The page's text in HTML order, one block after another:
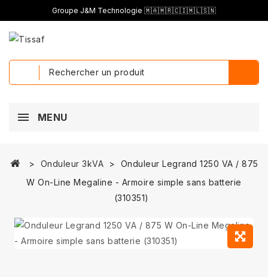
Groupe J&M Technologie 🇲🇦🇲🇷🇨🇮🇲🇱🇸🇳
MENU
Onduleur 3kVA
Onduleur Legrand 1250 VA / 875
W On-Line Megaline - Armoire simple sans batterie
(310351)